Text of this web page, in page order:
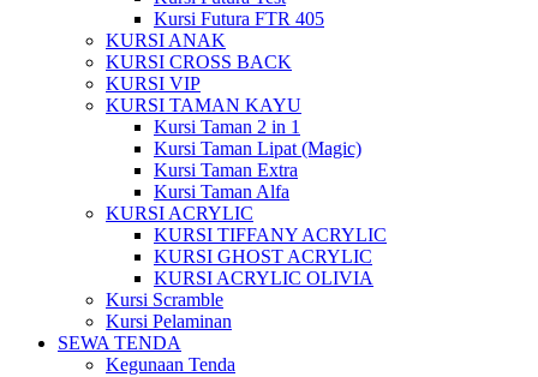
Kursi Futura FTR 405
KURSI ANAK
KURSI CROSS BACK
KURSI VIP
KURSI TAMAN KAYU
Kursi Taman 2 in 1
Kursi Taman Lipat (Magic)
Kursi Taman Extra
Kursi Taman Alfa
KURSI ACRYLIC
KURSI TIFFANY ACRYLIC
KURSI GHOST ACRYLIC
KURSI ACRYLIC OLIVIA
Kursi Scramble
Kursi Pelaminan
SEWA TENDA
Kegunaan Tenda